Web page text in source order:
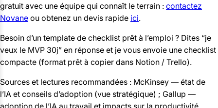
gratuit avec une équipe qui connaît le terrain : contactez
Novane ou obtenez un devis rapide ici.
Besoin d’un template de checklist prêt à l’emploi ? Dites “je
veux le MVP 30j” en réponse et je vous envoie une checklist
compacte (format prêt à copier dans Notion / Trello).
Sources et lectures recommandées : McKinsey — état de
l’IA et conseils d’adoption (vue stratégique) ; Gallup —
adoption de l’IA au travail et impacts sur la productivité.